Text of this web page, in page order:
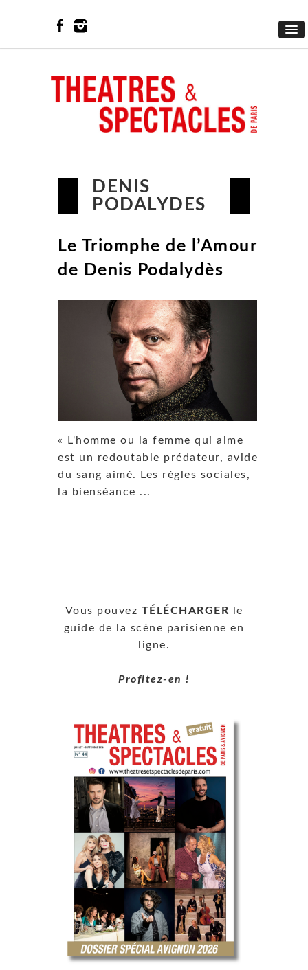
DENIS
PODALYDES
Le Triomphe de l’Amour
de Denis Podalydès
« L'homme ou la femme qui aime
est un redoutable prédateur, avide
du sang aimé. Les règles sociales,
la bienséance ...
Vous pouvez TÉLÉCHARGER le
guide de la scène parisienne en
ligne.
Profitez-en !